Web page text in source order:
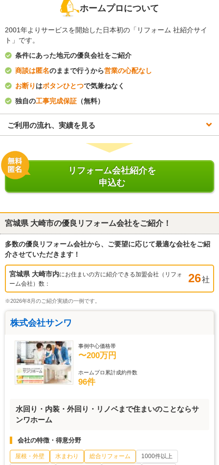
ホームプロについて
2001年よりサービスを開始した日本初の「リフォーム 社紹介サイ
ト」です。
条件にあった地元の優良会社をご紹介
商談は匿名のままで行うから営業の心配なし
お断り はボタンひとつで気兼ねなく
独自の工事完成保証 （無料）
ご利用の流れ、実績を見る
リフォーム会社紹介を
申込む
宮城県 大崎市の優良リフォーム会社をご紹介！
多数の優良リフォーム会社から、ご要望に応じて最適な会社をご紹
介させていただきます！
宮城県 大崎市内にお住まいの方に紹介できる加盟会社（リフォ
ーム会社）数：
26社
※2026年8月のご紹介実績の一例です。
株式会社サンワ
事例中心価格帯
〜200万円
ホームプロ累計成約件数
96件
水回り・内装・外回り・リノベまで住まいのことならサ
ンワホーム
会社の特徴・得意分野
屋根・外壁 水まわり 総合リフォーム
1000件以上